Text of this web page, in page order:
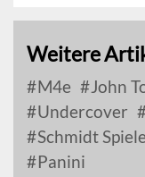
Weitere
M4e John
Undercover
Schmidt Spiele
Panini